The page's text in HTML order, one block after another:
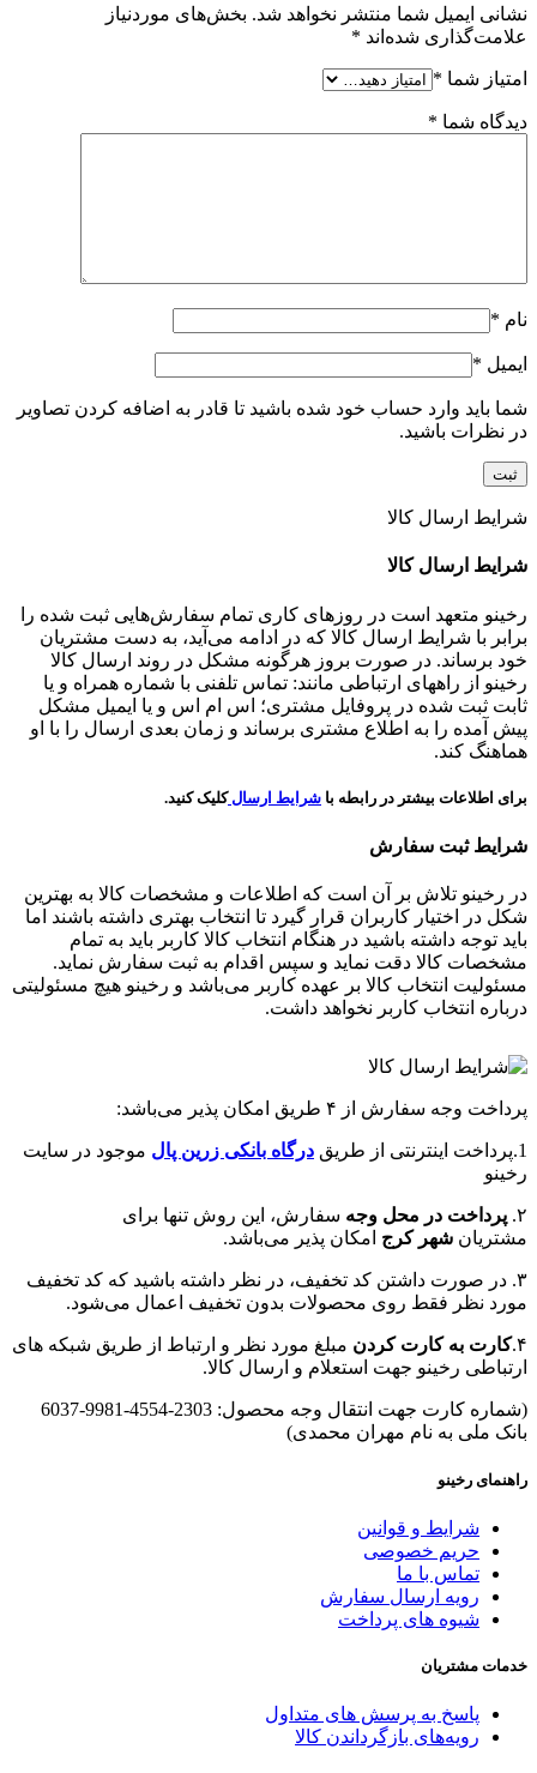
نشانی ایمیل شما منتشر نخواهد شد. بخش‌های موردنیاز
علامت‌گذاری شده‌اند *
امتیاز شما *
دیدگاه شما *
نام *
ایمیل *
شما باید وارد حساب خود شده باشید تا قادر به اضافه کردن تصاویر
در نظرات باشید.
شرایط ارسال کالا
شرایط ارسال کالا
رخینو متعهد است در روزهای کاری تمام سفارش‌هایی ثبت شده را
برابر با شرایط ارسال کالا که در ادامه می‌آید، به دست مشتریان
خود برساند. در صورت بروز هرگونه مشکل در روند ارسال کالا
رخینو از راههای ارتباطی مانند: تماس تلفنی با شماره همراه و یا
ثابت ثبت شده در پروفایل مشتری؛ اس ام اس و یا ایمیل مشکل
پیش آمده را به اطلاع مشتری برساند و زمان بعدی ارسال را با او
هماهنگ کند.
برای اطلاعات بیشتر در رابطه با شرایط ارسال کلیک کنید.
شرایط ثبت سفارش
در رخینو تلاش بر آن است که اطلاعات و مشخصات کالا به بهترین
شکل در اختیار کاربران قرار گیرد تا انتخاب بهتری داشته باشند اما
باید توجه داشته باشید در هنگام انتخاب کالا کاربر باید به تمام
مشخصات کالا دقت نماید و سپس اقدام به ثبت سفارش نماید.
مسئولیت انتخاب کالا بر عهده کاربر می‌باشد و رخینو هیچ مسئولیتی
درباره انتخاب کاربر نخواهد داشت.
پرداخت وجه سفارش از ۴ طریق امکان پذیر می‌باشد:
1.پرداخت اینترنتی از طریق درگاه‌ بانکی زرین پال موجود در سایت
رخینو
۲. پرداخت در محل وجه سفارش، این روش تنها برای
مشتریان شهر کرج امکان پذیر می‌باشد.
۳. در صورت داشتن کد تخفیف، در نظر داشته باشید که کد تخفیف
مورد نظر فقط روی محصولات بدون تخفیف اعمال می‌شود.
۴. کارت به کارت کردن مبلغ مورد نظر و ارتباط از طریق شبکه های
ارتباطی رخینو جهت استعلام و ارسال کالا.
(شماره کارت جهت انتقال وجه محصول: 2303-4554-9981-6037
بانک ملی به نام مهران محمدی)
راهنمای رخینو
شرایط و قوانین
حریم خصوصی
تماس با ما
رویه ارسال سفارش
شیوه های پرداخت
خدمات مشتریان
پاسخ به پرسش های متداول
رویه‌های بازگرداندن کالا